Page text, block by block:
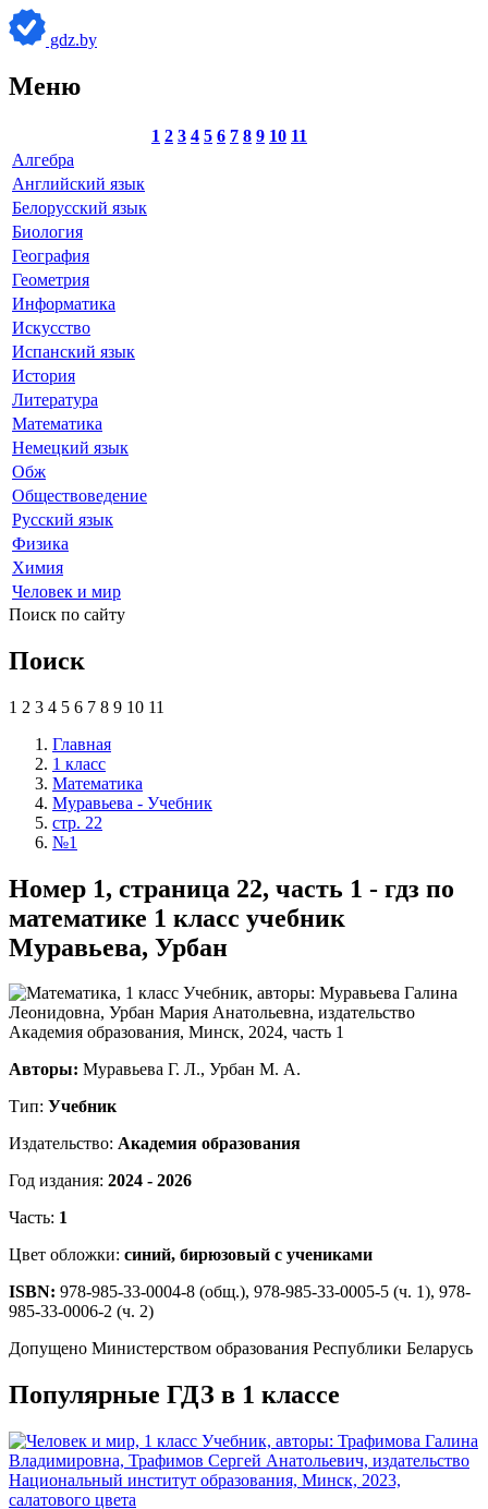
gdz.by
Меню
1 2 3 4 5 6 7 8 9 10 11
Алгебра
Английский язык
Белорусский язык
Биология
География
Геометрия
Информатика
Искусство
Испанский язык
История
Литература
Математика
Немецкий язык
Обж
Обществоведение
Русский язык
Физика
Химия
Человек и мир
Поиск по сайту
Поиск
1 2 3 4 5 6 7 8 9 10 11
Главная
1 класс
Математика
Муравьева - Учебник
стр. 22
№1
Номер 1, страница 22, часть 1 - гдз по
математике 1 класс учебник
Муравьева, Урбан
Авторы: Муравьева Г. Л., Урбан М. А.
Тип: Учебник
Издательство: Академия образования
Год издания: 2024 - 2026
Часть: 1
Цвет обложки: синий, бирюзовый с учениками
ISBN: 978-985-33-0004-8 (общ.), 978-985-33-0005-5 (ч. 1), 978-
985-33-0006-2 (ч. 2)
Допущено Министерством образования Республики Беларусь
Популярные ГДЗ в 1 классе